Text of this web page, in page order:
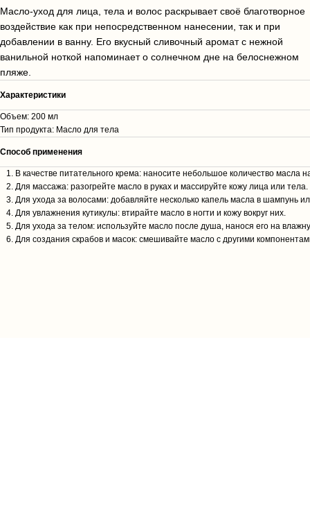
Масло-уход для лица, тела и волос раскрывает своё благотворное
воздействие как при непосредственном нанесении, так и при
добавлении в ванну. Его вкусный сливочный аромат с нежной
ванильной ноткой напоминает о солнечном дне на белоснежном
пляже.
Характеристики
Объем: 200 мл
Тип продукта: Масло для тела
Способ применения
В качестве питательного крема: наносите небольшое количество
Для массажа: разогрейте масло в руках и массируйте кожу лица или тела.
Для ухода за волосами: добавляйте несколько капель масла в шампунь
Для увлажнения кутикулы: втирайте масло в ногти и кожу вокруг них.
Для ухода за телом: используйте масло после душа, нанося его на
Для создания скрабов и масок: смешивайте масло с другими